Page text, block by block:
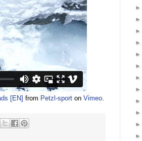
[EN] from Petzl-sport on Vimeo.
►
►
►
►
►
►
►
►
►
►
►
►